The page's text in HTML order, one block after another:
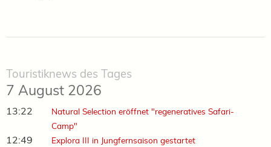
Touristiknews des Tages
7 August 2026
13:22
Natural Selection eröffnet "regeneratives Safari-
Camp"
12:49 Explora III in Jungfernsaison gestartet